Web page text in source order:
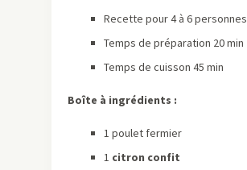
Recette pour 4 à 6 personnes
Temps de préparation 20 min
Temps de cuisson 45 min
Boîte à ingrédients :
1 poulet fermier
1 citron confit